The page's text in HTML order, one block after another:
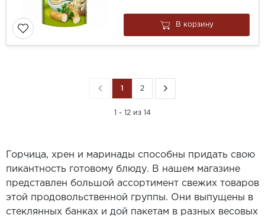
В корзину
1 2
1 - 12 из 14
Горчица, хрен и маринады способны придать свою
пикантность готовому блюду. В нашем магазине
представлен большой ассортимент свежих товаров
этой продовольственной группы. Они выпущены в
стеклянных банках и дой пакетам в разных весовых